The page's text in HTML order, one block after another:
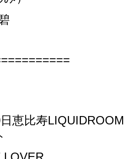
日恵比寿LIQUIDROOM